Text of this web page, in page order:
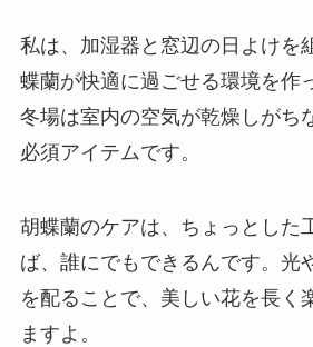
私は、加湿器と窓辺の日よけを
蝶蘭が快適に過ごせる環境を作
冬場は室内の空気が乾燥しがち
必須アイテムです。
胡蝶蘭のケアは、ちょっとした
ば、誰にでもできるんです。光
を配ることで、美しい花を長く
ますよ。